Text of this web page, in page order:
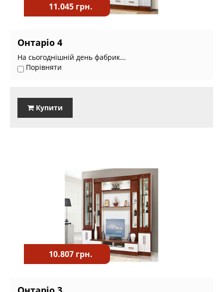
11.045 грн.
Онтаріо 4
На сьогоднішній день фабрик...
Порівняти
Купити
10.807 грн.